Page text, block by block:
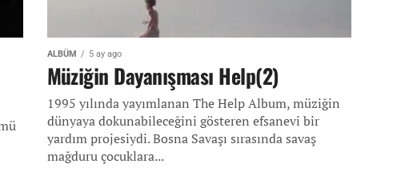
ALBÜM 5 ay ago
Müziğin Dayanışması Help(2)
1995 yılında yayımlanan The Help Album, müziğin
dünyaya dokunabileceğini gösteren efsanevi bir
yardım projesiydi. Bosna Savaşı sırasında savaş
mağduru çocuklara...